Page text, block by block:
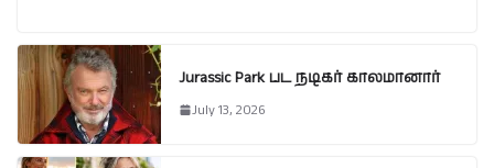
Jurassic Park பட நடிகர் காலமானார்
July 13, 2026